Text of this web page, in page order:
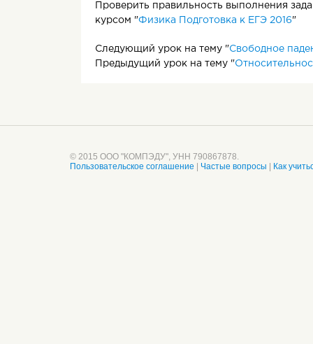
Проверить правильность выполнения
курсом "Физика Подготовка к ЕГЭ 2016"
Следующий урок на тему "Свободное
Предыдущий урок на тему "
© 2015 ООО "КОМПЭДУ", УНН 790867878.
Пользовательское соглашение | Частые вопросы | Как